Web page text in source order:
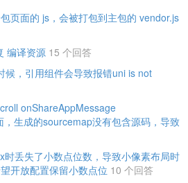
页面的 js，会被打包到主包的 vendor.js
编译资源 15 个回答
候，引用组件会导致报错uni is not
onShareAppMessage
生成的sourcemap没有包含源码，导致
时丢失了小数点位数，导致小像素布局时
开放配置保留小数点位 10 个回答